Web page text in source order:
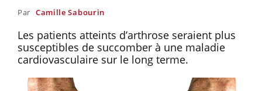
Par Camille Sabourin
Les patients atteints d’arthrose seraient plus
susceptibles de succomber à une maladie
cardiovasculaire sur le long terme.